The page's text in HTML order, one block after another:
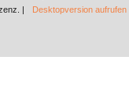
|
Desktopversion aufrufen